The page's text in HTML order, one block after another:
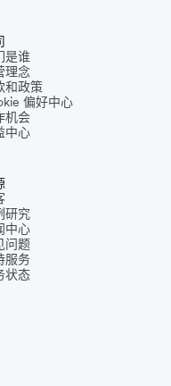
是谁
理念
和政策
偏好中心
机会
中心
研究
中心
问题
服务
状态